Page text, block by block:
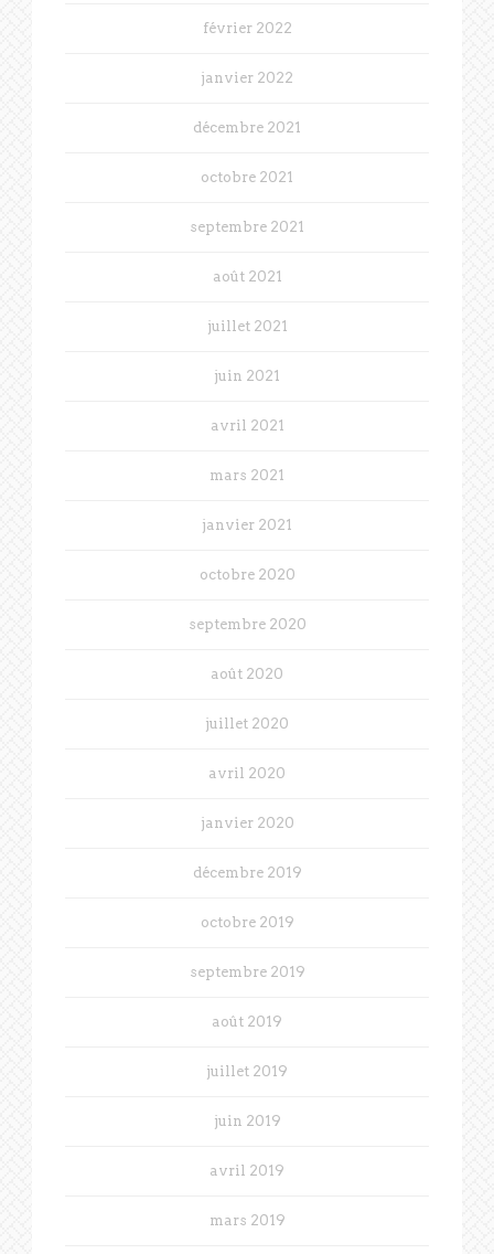
février 2022
janvier 2022
décembre 2021
octobre 2021
septembre 2021
août 2021
juillet 2021
juin 2021
avril 2021
mars 2021
janvier 2021
octobre 2020
septembre 2020
août 2020
juillet 2020
avril 2020
janvier 2020
décembre 2019
octobre 2019
septembre 2019
août 2019
juillet 2019
juin 2019
avril 2019
mars 2019